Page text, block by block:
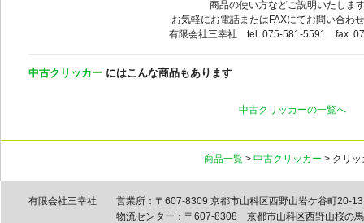
商品の使い方などご説明いたしま
お気軽にお電話またはFAXにてお問い合わ
有限会社三幸社 tel. 075-581-5591 fax.
中古クリッカー にはこんな商品もあります
中古クリッカーの一覧へ
商品一覧 > 中古クリッカー > クリッ
有限会社三幸社
営業所：〒607-8309 京都市山科区西野山岩ケ谷町20-
物流センター：〒607-8308 京都市山科区西野山桜の